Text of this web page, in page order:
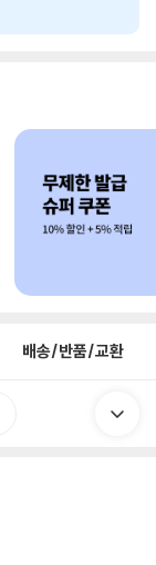
배송/반품/교환